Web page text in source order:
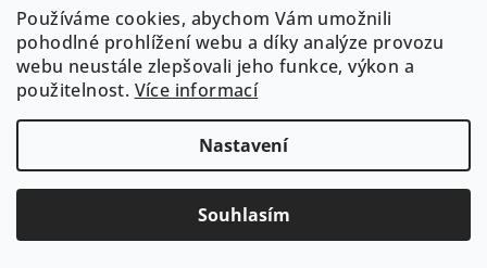
Používáme cookies, abychom Vám umožnili
pohodlné prohlížení webu a díky analýze provozu
webu neustále zlepšovali jeho funkce, výkon a
použitelnost. Více informací
Nastavení
Souhlasím
Kód:6398